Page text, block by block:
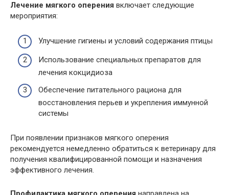
Лечение мягкого оперения включает следующие
мероприятия:
Улучшение гигиены и условий содержания птицы
Использование специальных препаратов для
лечения кокцидиоза
Обеспечение питательного рациона для
восстановления перьев и укрепления иммунной
системы
При появлении признаков мягкого оперения
рекомендуется немедленно обратиться к ветеринару для
получения квалифицированной помощи и назначения
эффективного лечения.